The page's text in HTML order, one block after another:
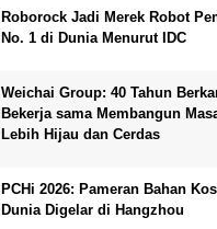
Roborock Jadi Merek Robot
No. 1 di Dunia Menurut IDC
Weichai Group: 40 Tahun
Bekerja sama Membangun
Lebih Hijau dan Cerdas
PCHi 2026: Pameran Bahan
Dunia Digelar di Hangzhou